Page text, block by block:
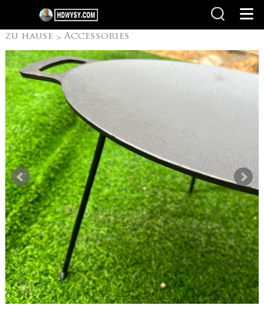
zu hause > Accessories
>